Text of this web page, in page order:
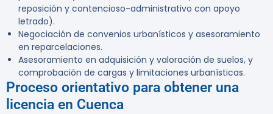
reposición y contencioso-administrativo con apoyo
letrado).
Negociación de convenios urbanísticos y asesoramiento
en reparcelaciones.
Asesoramiento en adquisición y valoración de suelos, y
comprobación de cargas y limitaciones urbanísticas.
Proceso orientativo para obtener una
licencia en Cuenca